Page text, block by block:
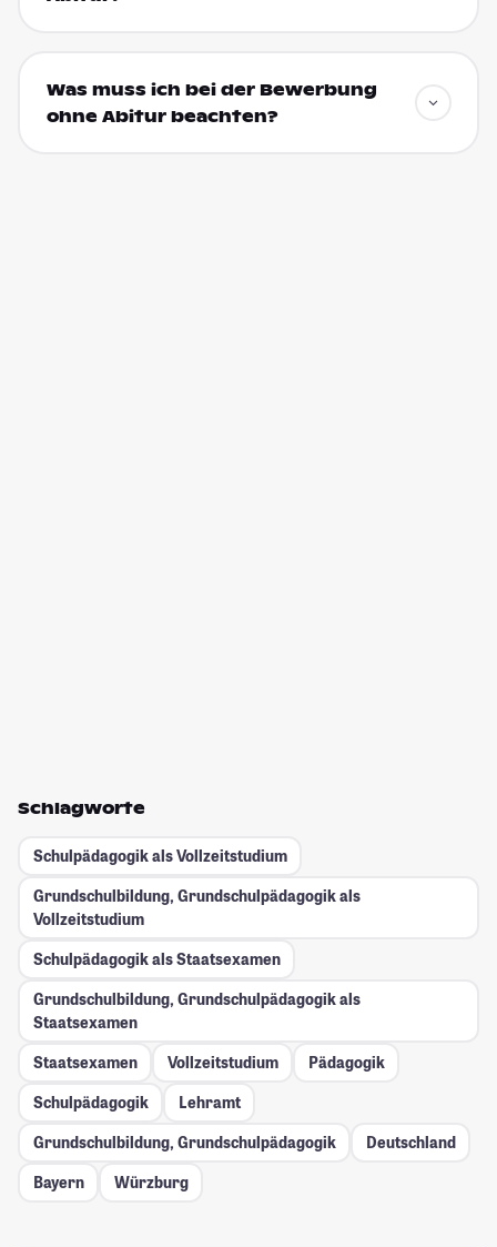
Was muss ich bei der Bewerbung
ohne Abitur beachten?
Schlagworte
Schulpädagogik als Vollzeitstudium
Grundschulbildung, Grundschulpädagogik als
Vollzeitstudium
Schulpädagogik als Staatsexamen
Grundschulbildung, Grundschulpädagogik als
Staatsexamen
Staatsexamen
Vollzeitstudium
Pädagogik
Schulpädagogik
Lehramt
Grundschulbildung, Grundschulpädagogik
Deutschland
Bayern
Würzburg